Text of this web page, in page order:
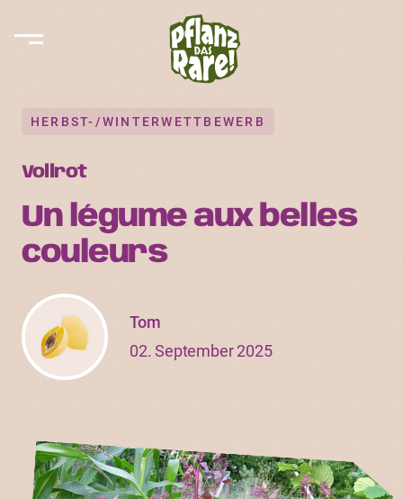
HERBST-/WINTERWETTBEWERB
Vollrot
Un légume aux belles
couleurs
Tom
02. September 2025